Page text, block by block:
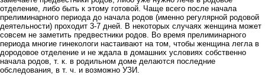
отделение, либо быть к этому готовой. Чаще всего после начала
прелиминарного периода до начала родов (именно регулярной родовой
деятельности) проходит 3-7 дней. В некоторых случаях женщина может
совсем не заметить предвестники родов. Во время прелиминарного
периода многие гинекологи настаивают на том, чтобы женщина легла в
дородовое отделение и не ждала в домашних условиях собственно
начала родов, т. к. в родильном доме делаются последние
обследования, в т. ч. и возможно УЗИ.